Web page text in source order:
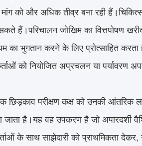
को और अधिक तीव्र बना रही
हैं।परिचालन जोखिम का वित्तपोषण
का भुगतान करने के लिए प्रोत्साहित
को नियोजित अप्रचलन या पर्यावरण
छिड़काव परीक्षण कक्ष को उनकी आंतरिक
है।यह वह उपकरण है जो अपारदर्शी
के साथ साझेदारी को प्राथमिकता